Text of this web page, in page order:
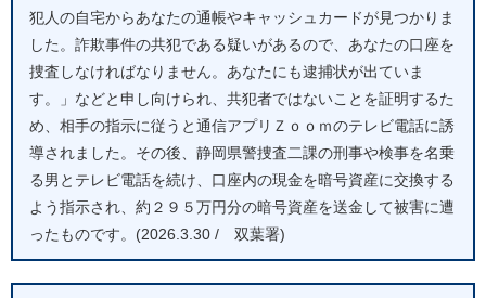
犯人の自宅からあなたの通帳やキャッシュカードが見つかりま
した。詐欺事件の共犯である疑いがあるので、あなたの口座を
捜査しなければなりません。あなたにも逮捕状が出ていま
す。」などと申し向けられ、共犯者ではないことを証明するた
め、相手の指示に従うと通信アプリＺｏｏｍのテレビ電話に誘
導されました。その後、静岡県警捜査二課の刑事や検事を名乗
る男とテレビ電話を続け、口座内の現金を暗号資産に交換する
よう指示され、約２９５万円分の暗号資産を送金して被害に遭
ったものです。(2026.3.30 / 双葉署)